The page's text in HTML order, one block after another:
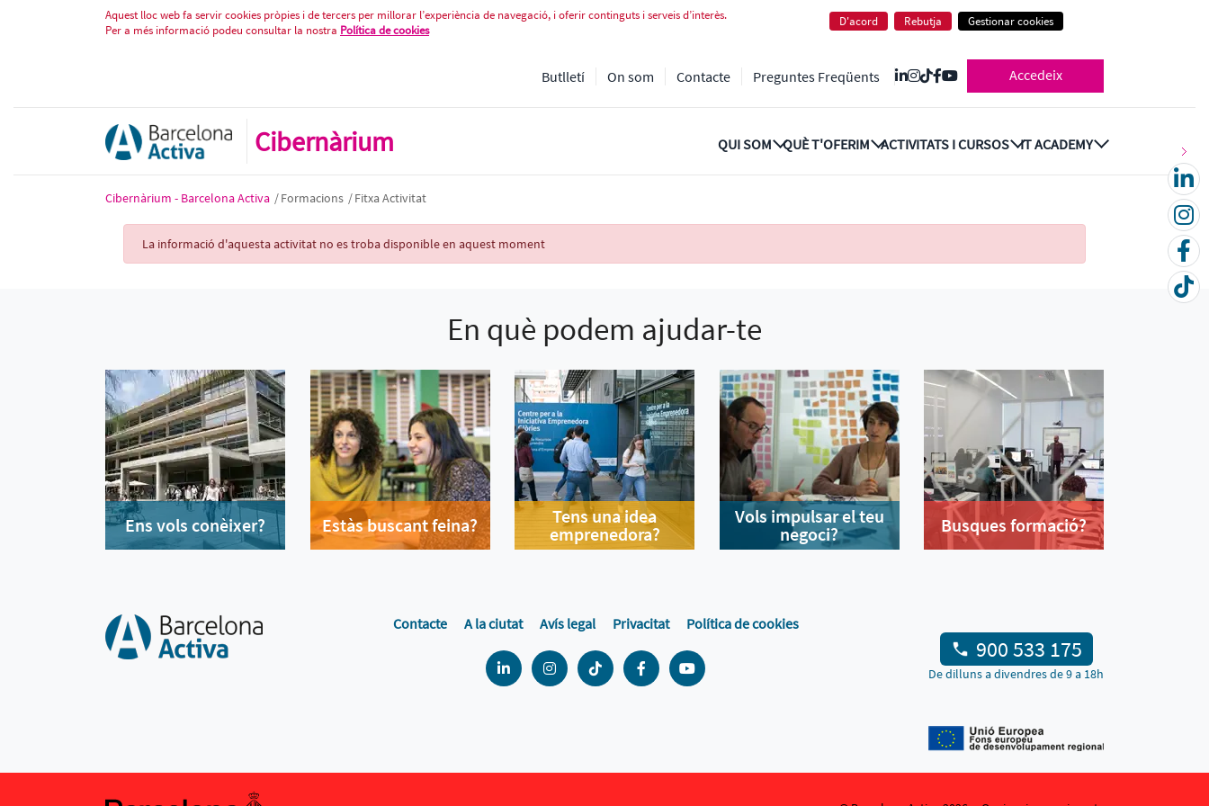
Fitxa ActivitatAquest lloc web fa servir cookies pròpies i de tercers per millorar l’experiència de navegació, i oferir continguts i serveis d’interès.
Per a més informació podeu consultar la nostra Política de cookies
D'acord Rebutja Gestionar cookies
Butlletí On som Contacte Preguntes Freqüents Accedeix
Cibernàrium QUI SOM QUÈ T'OFERIM ACTIVITATS I CURSOS IT ACADEMY
Cibernàrium - Barcelona Activa /Formacions /Fitxa Activitat
Activity Record
La informació d'aquesta activitat no es troba disponible en aquest moment
En què podem ajudar-te
Ens vols conèixer? Estàs buscant feina?
Tens una idea
emprenedora?
Vols impulsar el teu
negoci?
Busques formació?
Contacte A la ciutat Avís legal Privacitat Política de cookies
900 533 175
De dilluns a divendres de 9 a 18h